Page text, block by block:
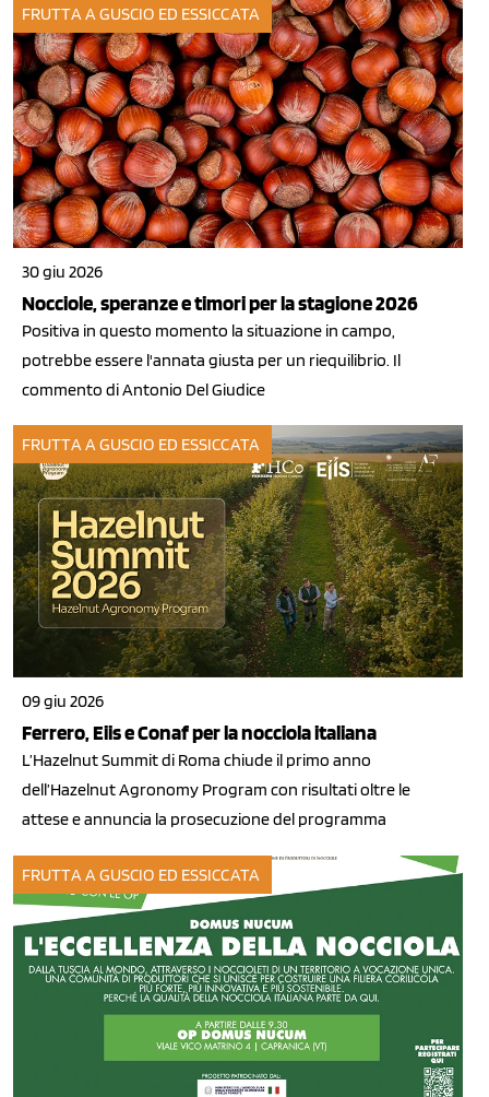
FRUTTA A GUSCIO ED ESSICCATA
30 giu 2026
Nocciole, speranze e timori per la stagione 2026
Positiva in questo momento la situazione in campo,
potrebbe essere l'annata giusta per un riequilibrio. Il
commento di Antonio Del Giudice
FRUTTA A GUSCIO ED ESSICCATA
09 giu 2026
Ferrero, Eiis e Conaf per la nocciola italiana
L’Hazelnut Summit di Roma chiude il primo anno
dell’Hazelnut Agronomy Program con risultati oltre le
attese e annuncia la prosecuzione del programma
FRUTTA A GUSCIO ED ESSICCATA